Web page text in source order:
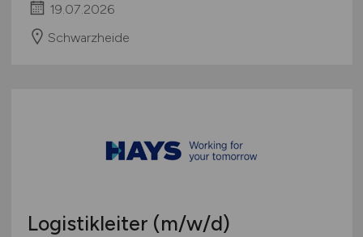
19.07.2026
Schwarzheide
Logistikleiter (m/w/d)